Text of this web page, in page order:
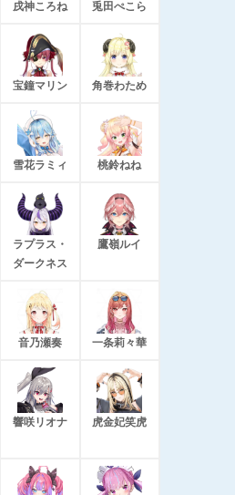
戌神ころね 兎田ぺこら
宝鐘マリン 角巻わため
雪花ラミィ 桃鈴ねね
ラプラス・
ダークネス
鷹嶺ルイ
音乃瀬奏 一条莉々華
響咲リオナ 虎金妃笑虎